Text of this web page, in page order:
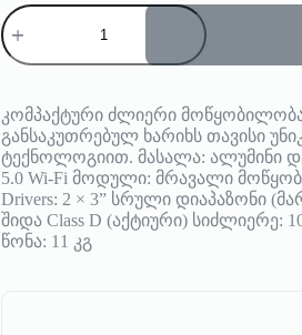
რაოდენობა:
დინამიკი
Transparent
კომპაქტური ძლიერი
განსაკუთრებულ ხარიხს თავისი
ტექნოლოგიით. მასალა: ალუმინი
5.0 Wi-Fi მოდული: მრავალი
Drivers: 2 × 3” სრული დიაპაზონი
შიდა Class D (აქტიური) სიძლიერე:
წონა: 11 კგ